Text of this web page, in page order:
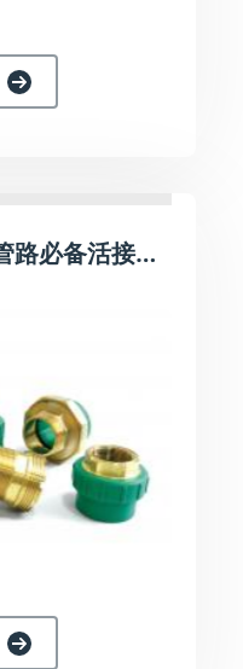
浙江亿帆管道｜预埋管路必备活接｜亿帆绿色PPR铜活接，冷热供水通用